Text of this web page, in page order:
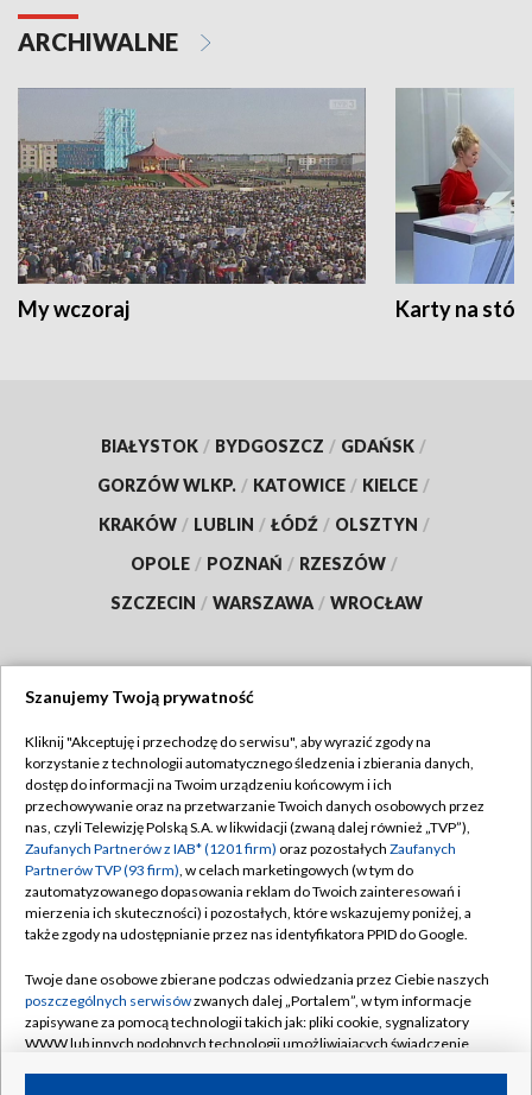
ARCHIWALNE
My wczoraj Karty na
BIAŁYSTOK / BYDGOSZCZ / GDAŃSK /
GORZÓW WLKP. / KATOWICE / KIELCE /
KRAKÓW / LUBLIN / ŁÓDŹ / OLSZTYN /
OPOLE / POZNAŃ / RZESZÓW /
SZCZECIN / WARSZAWA / WROCŁAW
TVP
Abonament TVP
Emisja w TVP
Centrum informacji TVP
Naziemna Telewizja Cyfrowa
Rada Programowa
System NOS
Informacje o nadawcy
Regulamin TVP
Polityka prywatności
Moje zgody
Pomoc
Kontakt
Kanały
Szanujemy Twoją prywatność
Kliknij "Akceptuję i przechodzę do serwisu", aby wyrazić zgody na
korzystanie z technologii automatycznego śledzenia i zbierania danych,
dostęp do informacji na Twoim urządzeniu końcowym i ich
przechowywanie oraz na przetwarzanie Twoich danych osobowych przez
nas, czyli Telewizję Polską S.A. w likwidacji (zwaną dalej również „TVP”),
Zaufanych Partnerów z IAB* (1201 firm) oraz pozostałych Zaufanych
Partnerów TVP (93 firm), w celach marketingowych (w tym do
zautomatyzowanego dopasowania reklam do Twoich zainteresowań i
mierzenia ich skuteczności) i pozostałych, które wskazujemy poniżej, a
także zgody na udostępnianie przez nas identyfikatora PPID do Google.
Twoje dane osobowe zbierane podczas odwiedzania przez Ciebie naszych
poszczególnych serwisówzwanych dalej „Portalem”, w tym informacje
zapisywane za pomocą technologii takich jak: pliki cookie, sygnalizatory
WWW lub innych podobnych technologii umożliwiających świadczenie